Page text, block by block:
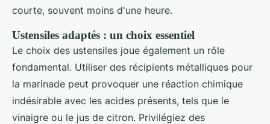
courte, souvent moins d'une heure.
Ustensiles adaptés : un choix essentiel
Le choix des ustensiles joue également un rôle
fondamental. Utiliser des récipients métalliques pour
la marinade peut provoquer une réaction chimique
indésirable avec les acides présents, tels que le
vinaigre ou le jus de citron. Privilégiez des